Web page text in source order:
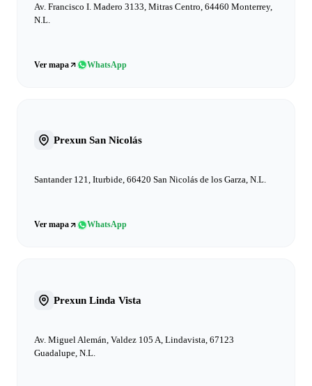
Av. Francisco I. Madero 3133, Mitras Centro, 64460 Monterrey,
N.L.
Ver mapa WhatsApp
Prexun San Nicolás
Santander 121, Iturbide, 66420 San Nicolás de los Garza, N.L.
Ver mapa WhatsApp
Prexun Linda Vista
Av. Miguel Alemán, Valdez 105 A, Lindavista, 67123
Guadalupe, N.L.